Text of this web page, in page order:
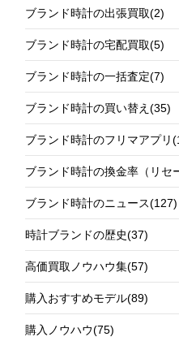
ブランド時計の出張買取(2)
ブランド時計の宅配買取(5)
ブランド時計の一括査定(7)
ブランド時計の買い替え(35)
ブランド時計のフリマアプリ
ブランド時計の換金率（リセ
ブランド時計のニュース(127)
時計ブランドの歴史(37)
高価買取ノウハウ集(57)
購入おすすめモデル(89)
購入ノウハウ(75)